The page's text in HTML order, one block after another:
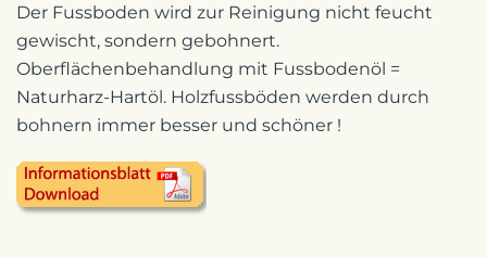
Der Fussboden wird zur Reinigung nicht feucht
gewischt, sondern gebohnert.
Oberflächenbehandlung mit Fussbodenöl =
Naturharz-Hartöl. Holzfussböden werden durch
bohnern immer besser und schöner !